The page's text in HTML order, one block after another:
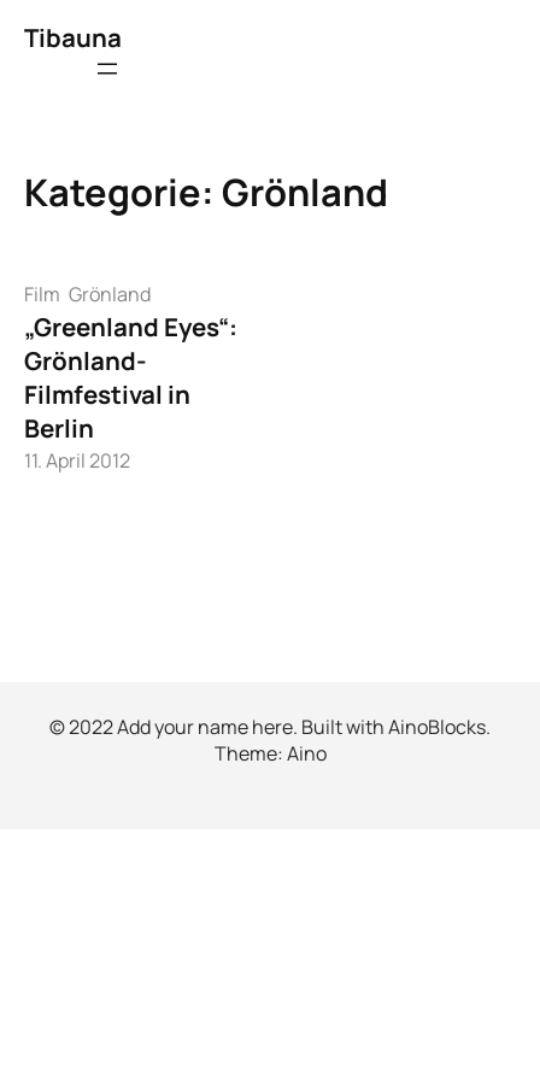
Inhalt
Tibauna
Kategorie: Grönland
Film Grönland
„Greenland Eyes“:
Grönland-
Filmfestival in
Berlin
11. April 2012
© 2022 Add your name here. Built withAinoBlocks.
Theme:Aino